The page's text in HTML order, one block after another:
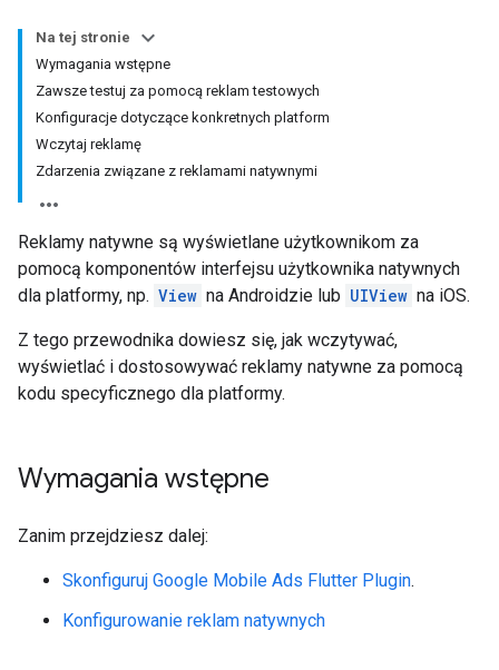
Na tej stronie
Wymagania wstępne
Zawsze testuj za pomocą reklam testowych
Konfiguracje dotyczące konkretnych platform
Wczytaj reklamę
Zdarzenia związane z reklamami natywnymi
Reklamy natywne są wyświetlane użytkownikom za
pomocą komponentów interfejsu użytkownika natywnych
dla platformy, np. View na Androidzie lub UIView na iOS.
Z tego przewodnika dowiesz się, jak wczytywać,
wyświetlać i dostosowywać reklamy natywne za pomocą
kodu specyficznego dla platformy.
Wymagania wstępne
Zanim przejdziesz dalej:
Skonfiguruj Google Mobile Ads Flutter Plugin.
Konfigurowanie reklam natywnych